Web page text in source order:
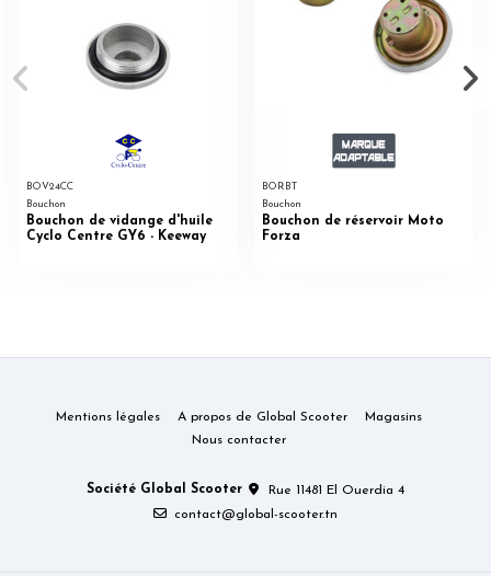
BOV24CC
Bouchon
Bouchon de vidange d'huile
Cyclo Centre GY6 - Keeway
BORBT
Bouchon
Bouchon de réservoir Moto
Forza
Mentions légales A propos de Global Scooter
Magasins
Nous contacter
Société Global Scooter
Rue 11481 El Ouerdia 4
contact@global-scooter.tn